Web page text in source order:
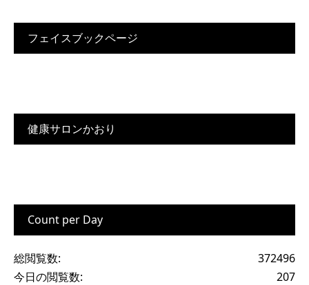
フェイスブックページ
健康サロンかおり
Count per Day
372496
総閲覧数:
207
今日の閲覧数: